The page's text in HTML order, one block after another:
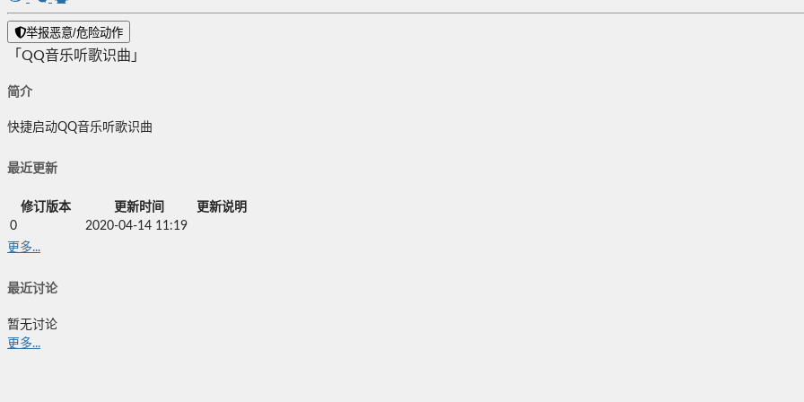
举报恶意/危险动作
「QQ音乐听歌识曲」
简介
快捷启动QQ音乐听歌识曲
最近更新
修订版本 更新时间
更新说明
0
2020-04-14 11:19
更多...
最近讨论
暂无讨论
更多...